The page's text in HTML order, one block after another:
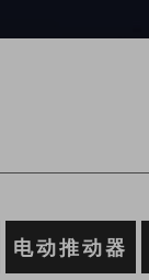
电动推动器